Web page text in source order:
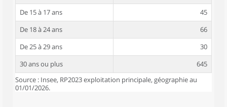
De 15 à 17 ans
45
De 18 à 24 ans
66
De 25 à 29 ans
30
30 ans ou plus
645
Source : Insee, RP2023 exploitation principale, géographie au
01/01/2026.